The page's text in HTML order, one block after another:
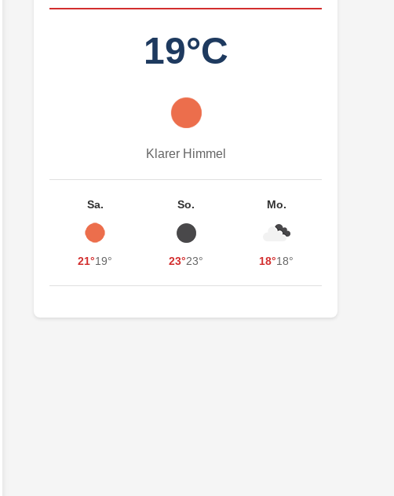
19°C
Klarer Himmel
Sa.
21°19°
So.
23°23°
Mo.
18°18°